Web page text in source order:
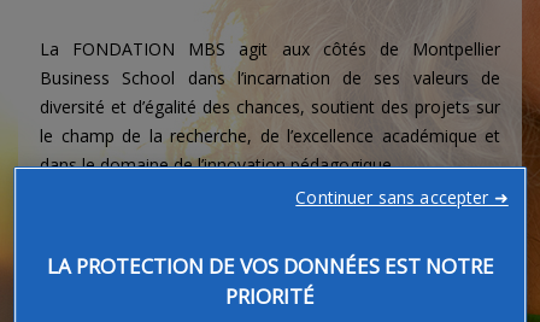
La FONDATION MBS agit aux côtés de Montpellier
Business School dans l’incarnation de ses valeurs de
diversité et d’égalité des chances, soutient des projets sur
le champ de la recherche, de l’excellence académique et
dans le domaine de l’innovation pédagogique.
Les projets que je soutiens
LA PROTECTION DE VOS DONNÉES EST NOTRE
PRIORITÉ
Continuer sans accepter ➜